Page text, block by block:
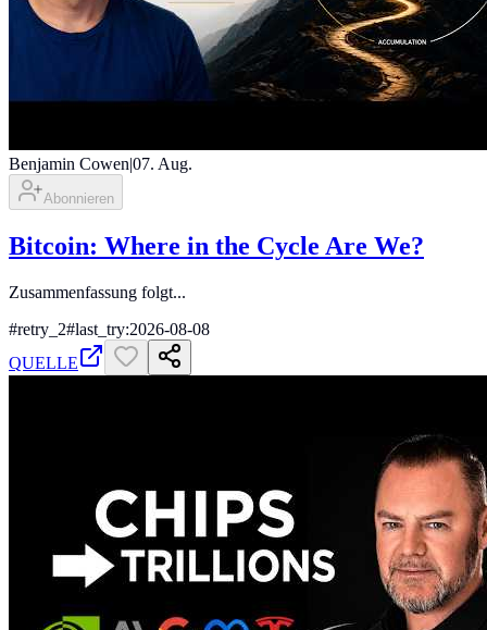
Benjamin Cowen|07. Aug.
Abonnieren
Bitcoin: Where in the Cycle Are We?
Zusammenfassung folgt...
#retry_2#last_try:2026-08-08
QUELLE